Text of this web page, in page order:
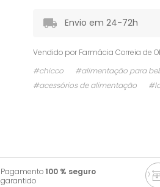
Envio em 24-72h
Vendido por Farmácia Correia de
#chicco
#alimentação para
#acessórios de alimentação
Pagamento100 % seguro
garantido